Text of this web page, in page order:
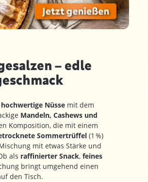
– edle
hochwertige Nüssemit dem
Mandeln, Cashews und
Komposition, die mit einem
Sommertrüffel (1 %)
mit etwas Stärke und
als raffinierter Snack, feines
bringt umgehend einen
den Tisch.